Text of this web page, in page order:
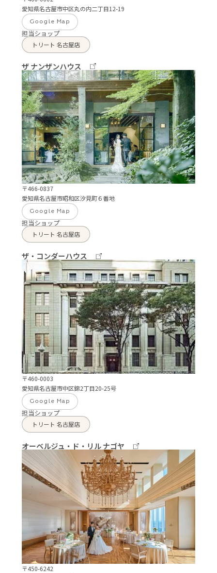
愛知県名古屋市中区丸の内二丁目12-19
Google Map
担当ショップ
トリート 名古屋店
ザ ナンザンハウス
〒466-0837
愛知県名古屋市昭和区汐見町６番地
Google Map
担当ショップ
トリート 名古屋店
ザ・コンダーハウス
〒460-0003
愛知県名古屋市中区錦2丁目20-25号
Google Map
担当ショップ
トリート 名古屋店
オーベルジュ・ド・リル ナゴヤ
〒450-6242